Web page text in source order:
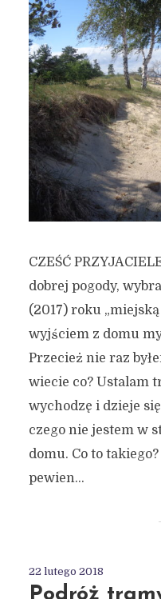
CZEŚĆ
dobrej pogody,
(2017) roku
wyjściem z domu
Przecież nie raz
wiecie co? Ustalam
wychodzę i dzieje
czego nie jestem w
domu. Co to
pewien...
22 lutego 2018
Podróż